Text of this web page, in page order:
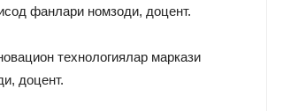
фанлари номзоди, доцент.
технологиялар маркази
доцент.